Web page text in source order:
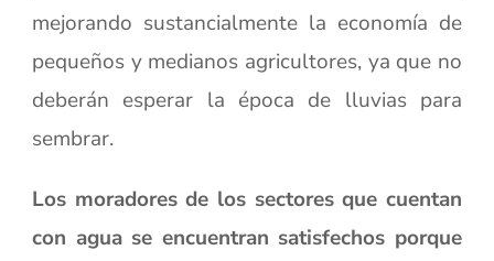
mejorando sustancialmente la economía de
pequeños y medianos agricultores, ya que no
deberán esperar la época de lluvias para
sembrar.
Los moradores de los sectores que cuentan
con agua se encuentran satisfechos porque